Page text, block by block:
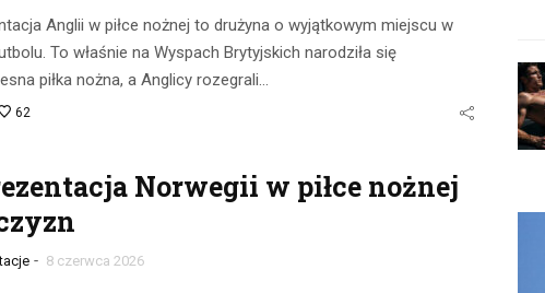
Anglii w piłce nożnej to drużyna o wyjątkowym miejscu w
To właśnie na Wyspach Brytyjskich narodziła się
piłka nożna, a Anglicy rozegrali…
62
Norwegii w piłce nożnej
- 8 czerwca 2026